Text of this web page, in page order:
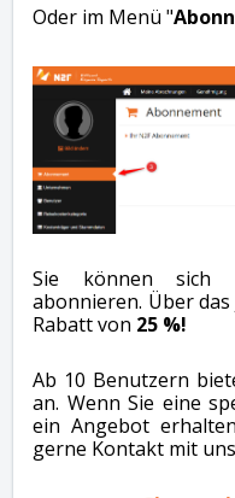
Oder im Menü "
Sie können sich
abonnieren. Über
Rabatt von 25 %!
Ab 10 Benutzern
an. Wenn Sie eine
ein Angebot
gerne Kontakt mit